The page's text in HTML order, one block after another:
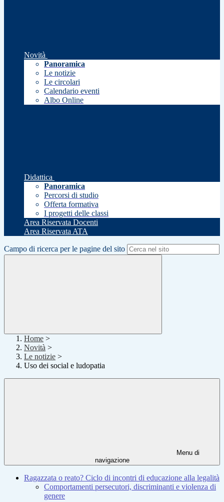
Novità
Panoramica
Le notizie
Le circolari
Calendario eventi
Albo Online
Didattica
Panoramica
Percorsi di studio
Offerta formativa
I progetti delle classi
Area Riservata Docenti
Area Riservata ATA
Campo di ricerca per le pagine del sito
Home >
Novità >
Le notizie >
Uso dei social e ludopatia
Menu di
navigazione
Ragazzata o reato? Ciclo di incontri di educazione alla legalità
Comportamenti persecutori, discriminanti e violenza di
genere